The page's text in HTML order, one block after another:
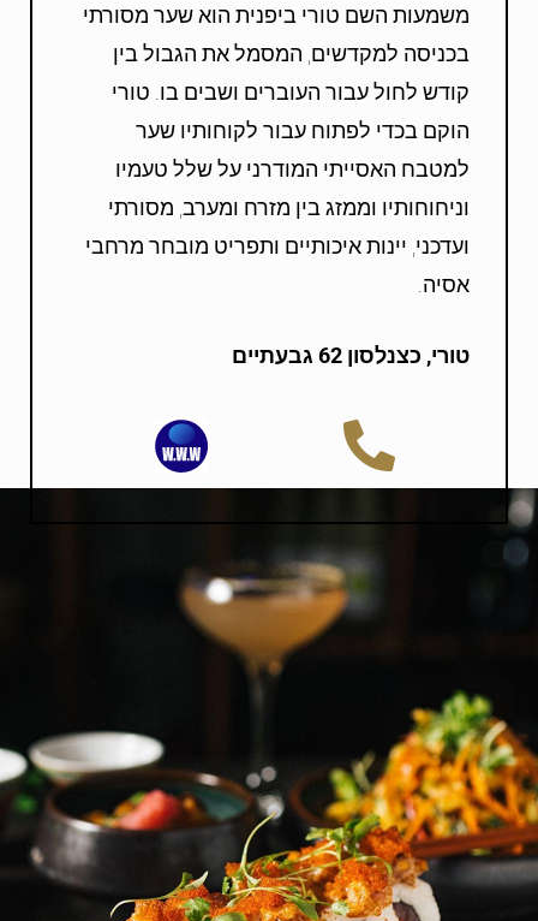
משמעות השם טורי ביפנית הוא שער מסורתי
בכניסה למקדשים, המסמל את הגבול בין
קודש לחול עבור העוברים ושבים בו. טורי
הוקם בכדי לפתוח עבור לקוחותיו שער
למטבח האסייתי המודרני על שלל טעמיו
וניחוחותיו וממזג בין מזרח ומערב, מסורתי
ועדכני, יינות איכותיים ותפריט מובחר מרחבי
אסיה.
טורי, כצנלסון 62 גבעתיים